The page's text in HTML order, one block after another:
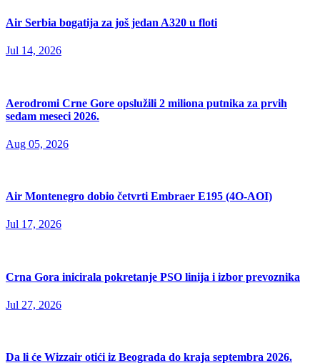
Air Serbia bogatija za još jedan A320 u floti
Jul 14, 2026
Aerodromi Crne Gore opslužili 2 miliona putnika za prvih
sedam meseci 2026.
Aug 05, 2026
Air Montenegro dobio četvrti Embraer E195 (4O-AOI)
Jul 17, 2026
Crna Gora inicirala pokretanje PSO linija i izbor prevoznika
Jul 27, 2026
Da li će Wizzair otići iz Beograda do kraja septembra 2026.